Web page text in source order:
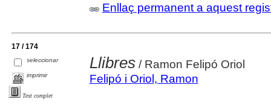
Enllaç permanent a aquest
17 / 174
seleccionar
imprimir
Text complet
Llibres/ Ramon Felipó Oriol
Felipó i Oriol, Ramon